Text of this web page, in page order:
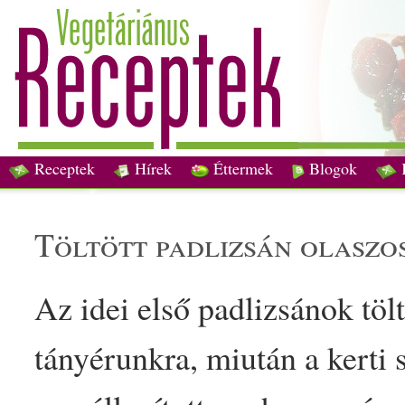
Receptek Hírek Éttermek Blogok
töltött padlizsán olasz
Az idei elsőpadlizsánok
tányérunkra, miután akerti